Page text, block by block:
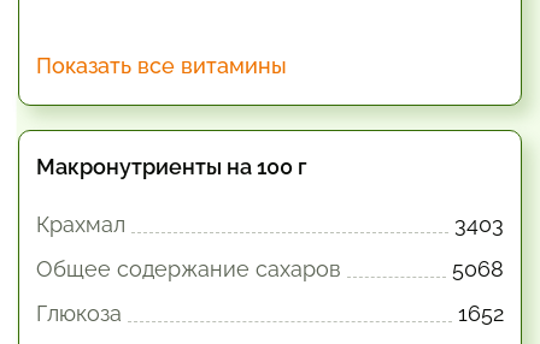
Показать все витамины
Макронутриенты на 100 г
Крахмал
3403
Общее содержание сахаров
5068
Глюкоза
1652